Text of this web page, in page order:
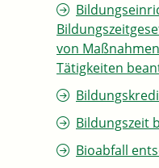
von
Tätigkeiten
Bildungszeit
Bioabfall